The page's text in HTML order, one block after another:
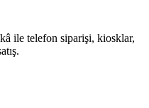
ile telefon siparişi, kiosklar,